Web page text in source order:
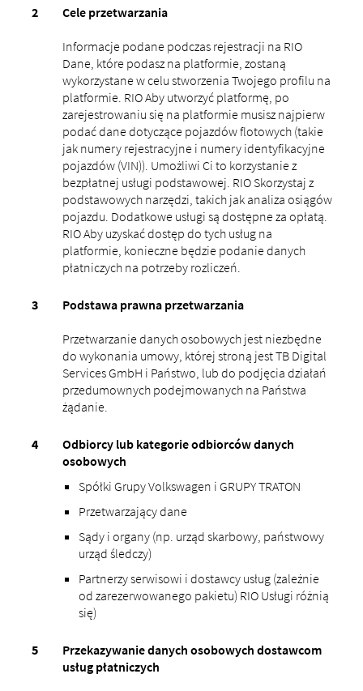
Cele przetwarzania
Informacje podane podczas rejestracji na RIO
Dane, które podasz na platformie, zostaną
wykorzystane w celu stworzenia Twojego profilu na
platformie. RIO Aby utworzyć platformę, po
zarejestrowaniu się na platformie musisz najpierw
podać dane dotyczące pojazdów flotowych (takie
jak numery rejestracyjne i numery identyfikacyjne
pojazdów (VIN)). Umożliwi Ci to korzystanie z
bezpłatnej usługi podstawowej. RIO Skorzystaj z
podstawowych narzędzi, takich jak analiza osiągów
pojazdu. Dodatkowe usługi są dostępne za opłatą.
RIO Aby uzyskać dostęp do tych usług na
platformie, konieczne będzie podanie danych
płatniczych na potrzeby rozliczeń.
Podstawa prawna przetwarzania
Przetwarzanie danych osobowych jest niezbędne
do wykonania umowy, której stroną jest TB Digital
Services GmbH i Państwo, lub do podjęcia działań
przedumownych podejmowanych na Państwa
żądanie.
Odbiorcy lub kategorie odbiorców danych
osobowych
Spółki Grupy Volkswagen i GRUPY TRATON
Przetwarzający dane
Sądy i organy (np. urząd skarbowy, państwowy
urząd śledczy)
Partnerzy serwisowi i dostawcy usług (zależnie
od zarezerwowanego pakietu) RIO Usługi różnią
się)
Przekazywanie danych osobowych dostawcom
usług płatniczych